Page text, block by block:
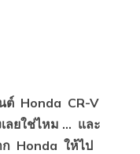
ต์ Honda CR-V
ลยใช่ไหม … และ
ก Honda ให้ไป